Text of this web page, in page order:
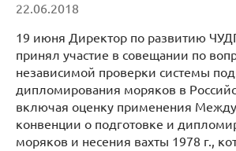
22.06.2018
19 июня Директор по развитию
принял участие в совещании по
независимой проверки системы
дипломирования моряков в
включая оценку применения
конвенции о подготовке и
моряков и несения вахты 1978 г.,